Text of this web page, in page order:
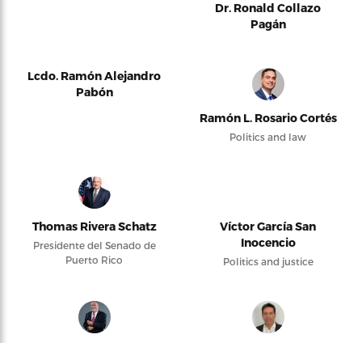
Dr. Ronald Collazo
Pagán
Lcdo. Ramón Alejandro
Pabón
Ramón L. Rosario Cortés
Politics and law
Thomas Rivera Schatz
Presidente del Senado de
Puerto Rico
Víctor García San
Inocencio
Politics and justice